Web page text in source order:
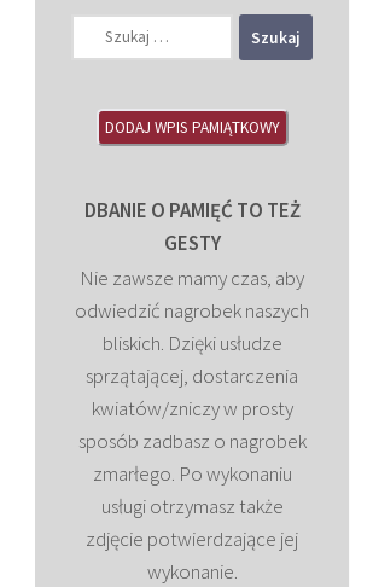
DODAJ WPIS PAMIĄTKOWY
DBANIE O PAMIĘĆ TO TEŻ
GESTY
Nie zawsze mamy czas, aby
odwiedzić nagrobek naszych
bliskich. Dzięki usłudze
sprzątającej, dostarczenia
kwiatów/zniczy w prosty
sposób zadbasz o nagrobek
zmarłego. Po wykonaniu
usługi otrzymasz także
zdjęcie potwierdzające jej
wykonanie.